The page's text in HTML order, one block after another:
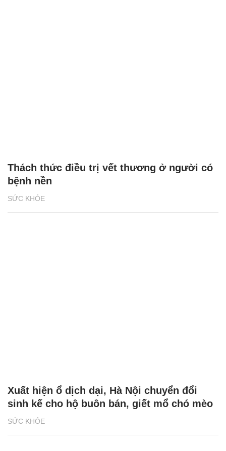
SỨC KHỎE
Thách thức điều trị vết thương ở người có
bệnh nền
SỨC KHỎE
Xuất hiện ổ dịch dại, Hà Nội chuyển đổi
sinh kế cho hộ buôn bán, giết mổ chó mèo